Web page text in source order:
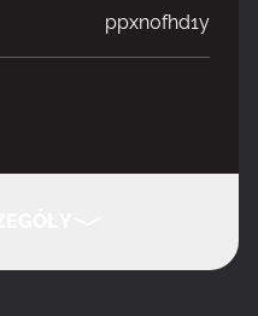
ppxn0fhd1y